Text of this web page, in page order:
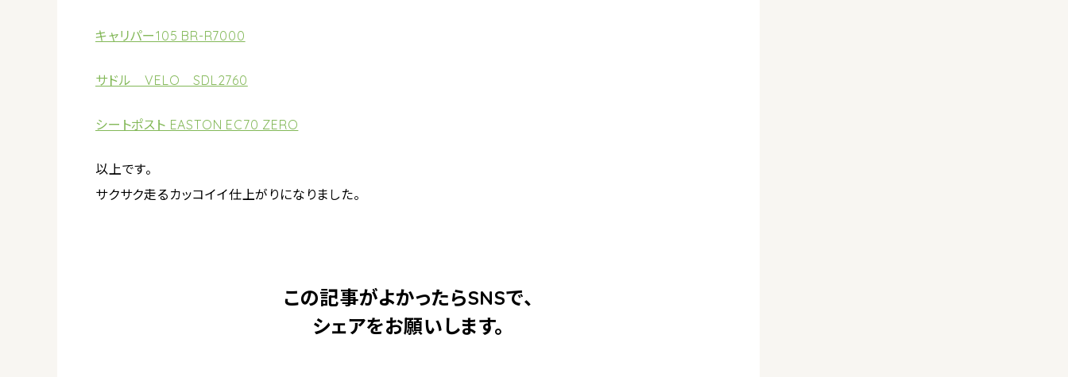
キャリパー105 BR-R7000
サドル VELO SDL2760
シートポスト EASTON EC70 ZERO
以上です。
サクサク走るカッコイイ仕上がりになりました。
この記事がよかったらSNSで、
シェアをお願いします。